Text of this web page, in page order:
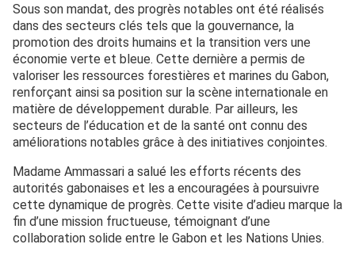
Sous son mandat, des progrès notables ont été réalisés
dans des secteurs clés tels que la gouvernance, la
promotion des droits humains et la transition vers une
économie verte et bleue. Cette dernière a permis de
valoriser les ressources forestières et marines du Gabon,
renforçant ainsi sa position sur la scène internationale en
matière de développement durable. Par ailleurs, les
secteurs de l’éducation et de la santé ont connu des
améliorations notables grâce à des initiatives conjointes.
Madame Ammassari a salué les efforts récents des
autorités gabonaises et les a encouragées à poursuivre
cette dynamique de progrès. Cette visite d’adieu marque la
fin d’une mission fructueuse, témoignant d’une
collaboration solide entre le Gabon et les Nations Unies.